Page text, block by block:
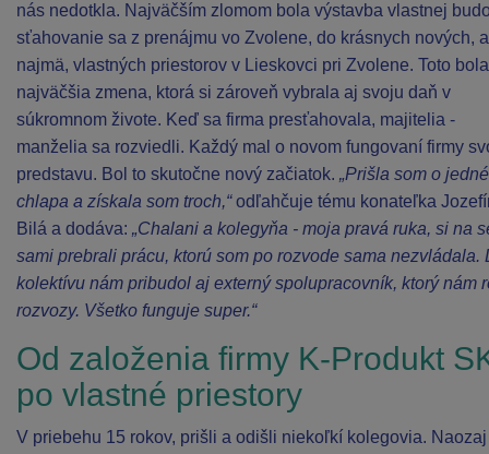
nás nedotkla. Najväčším zlomom bola výstavba vlastnej
sťahovanie sa z prenájmu vo Zvolene, do krásnych nových, a
najmä, vlastných priestorov v Lieskovci pri Zvolene. Toto bola
najväčšia zmena, ktorá si zároveň vybrala aj svoju daň v
súkromnom živote. Keď sa firma presťahovala, majitelia -
manželia sa rozviedli. Každý mal o novom fungovaní firmy
predstavu. Bol to skutočne nový začiatok. „Prišla som o
chlapa a získala som troch,“odľahčuje tému konateľka
Bilá a dodáva: „Chalani a kolegyňa - moja pravá ruka, si na
sami prebrali prácu, ktorú som po rozvode sama nezvládala.
kolektívu nám pribudol aj externý spolupracovník, ktorý nám
rozvozy. Všetko funguje super.“
Od založenia firmy K-Produkt
po vlastné priestory
V priebehu 15 rokov, prišli a odišli niekoľkí kolegovia. Naozaj